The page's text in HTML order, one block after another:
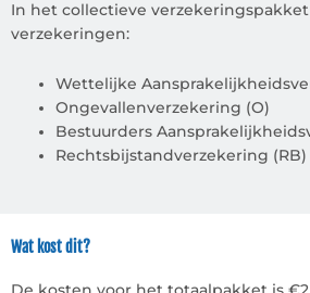
In het collectieve
verzekeringen:
Wettelijke
Ongevallenverzekering (O)
Bestuurders
Rechtsbijstandverzekering (RB)
Wat kost dit?